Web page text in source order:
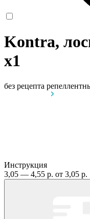
Kontra,
x1
без рецепта
Инструкция
3,05 — 4,55 р. от 3,05 р.